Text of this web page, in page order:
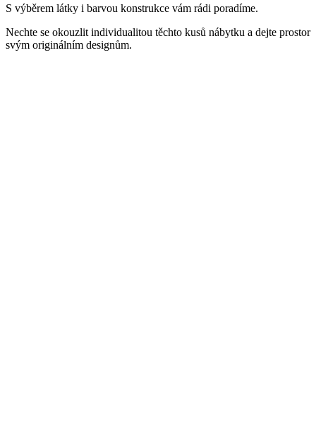
S výběrem látky i barvou konstrukce vám rádi poradíme.
Nechte se okouzlit individualitou těchto kusů nábytku a dejte prostor
svým originálním designům.